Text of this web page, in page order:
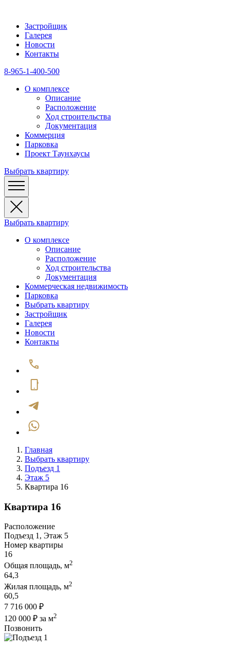
Застройщик
Галерея
Новости
Контакты
8-965-1-400-500
О комплексе
Описание
Расположение
Ход строительства
Документация
Коммерция
Парковка
Проект Таунхаусы
Выбрать квартиру
Выбрать квартиру
О комплексе
Описание
Расположение
Ход строительства
Документация
Коммерческая недвижимость
Парковка
Выбрать квартиру
Застройщик
Галерея
Новости
Контакты
Главная
Выбрать квартиру
Подъезд 1
Этаж 5
Квартира 16
Квартира 16
Расположение
Подъезд 1, Этаж 5
Номер квартиры
16
Общая площадь, м2
64,3
Жилая площадь, м2
60,5
7 716 000 ₽
120 000 ₽ за м2
Позвонить